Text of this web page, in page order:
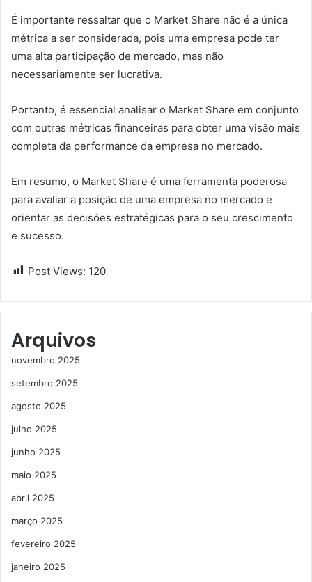
É importante ressaltar que o Market Share não é a única
métrica a ser considerada, pois uma empresa pode ter
uma alta participação de mercado, mas não
necessariamente ser lucrativa.
Portanto, é essencial analisar o Market Share em conjunto
com outras métricas financeiras para obter uma visão mais
completa da performance da empresa no mercado.
Em resumo, o Market Share é uma ferramenta poderosa
para avaliar a posição de uma empresa no mercado e
orientar as decisões estratégicas para o seu crescimento
e sucesso.
Post Views: 120
Arquivos
novembro 2025
setembro 2025
agosto 2025
julho 2025
junho 2025
maio 2025
abril 2025
março 2025
fevereiro 2025
janeiro 2025